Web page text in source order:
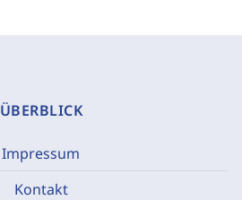
ÜBERBLICK
Impressum
Kontakt